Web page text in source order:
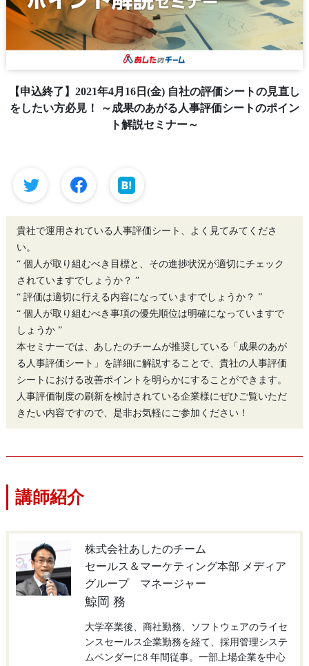
【申込終了】2021年4月16日(金) 自社の評価シートの見直し
をしたい方必見！ ～成果のあがる人事評価シートのポイン
ト解説セミナー～
貴社で運用されている人事評価シート、よく見てみてくださ
い。
“ 個人が取り組むべき目標と、その進捗状況が適切にチェック
されていますでしょうか？ ”
“ 評価は適切に行える内容になっていますでしょうか？ ”
“ 個人が取り組むべき事項の優先順位は明確になっていますで
しょうか ”
本セミナーでは、あしたのチームが推奨している「成果のあが
る人事評価シート」を詳細に解説することで、貴社の人事評価
シートにおける改善ポイントを明らかにすることができます。
人事評価制度の刷新を検討されている企業様にぜひご覧いただ
きたい内容ですので、是非お気軽にご参加ください！
講師紹介
株式会社あしたのチーム
セールス＆マーケティング本部 メディア
グループ マネージャー
鯨岡 務
大学卒業後、商社勤務、ソフトウェアのライセ
ンスセールス企業勤務を経て、採用管理システ
ムベンダーに8 年間従事。一部上場企業を中心